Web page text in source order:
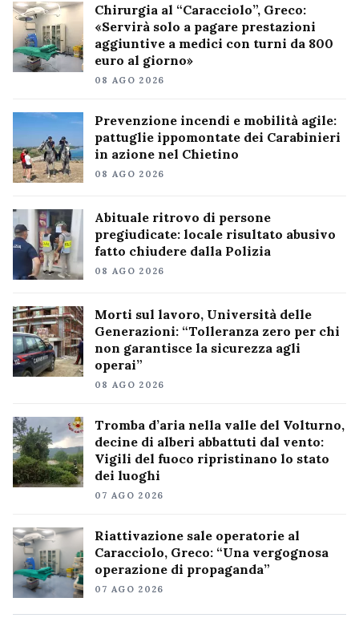
Chirurgia al “Caracciolo”, Greco:
«Servirà solo a pagare prestazioni
aggiuntive a medici con turni da 800
euro al giorno»
08 AGO 2026
Prevenzione incendi e mobilità agile:
pattuglie ippomontate dei Carabinieri
in azione nel Chietino
08 AGO 2026
Abituale ritrovo di persone
pregiudicate: locale risultato abusivo
fatto chiudere dalla Polizia
08 AGO 2026
Morti sul lavoro, Università delle
Generazioni: “Tolleranza zero per chi
non garantisce la sicurezza agli
operai”
08 AGO 2026
Tromba d’aria nella valle del Volturno,
decine di alberi abbattuti dal vento:
Vigili del fuoco ripristinano lo stato
dei luoghi
07 AGO 2026
Riattivazione sale operatorie al
Caracciolo, Greco: “Una vergognosa
operazione di propaganda”
07 AGO 2026